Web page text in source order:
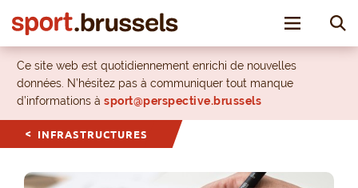
Toggle
Ce site web est quotidiennement enrichi de nouvelles
données. N’hésitez pas à communiquer tout manque
d’informations à sport@perspective.brussels
INFRASTRUCTURES